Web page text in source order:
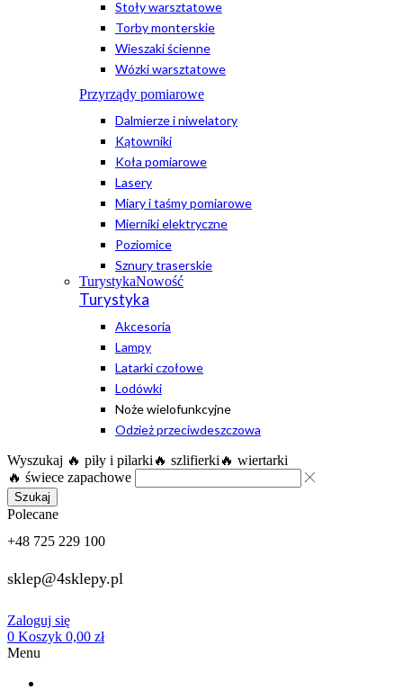
Stoły warsztatowe
Torby monterskie
Wieszaki ścienne
Wózki warsztatowe
Przyrządy pomiarowe
Dalmierze i niwelatory
Kątowniki
Koła pomiarowe
Lasery
Miary i taśmy pomiarowe
Mierniki elektryczne
Poziomice
Sznury traserskie
TurystykaNowość
Turystyka
Akcesoria
Lampy
Latarki czołowe
Lodówki
Noże wielofunkcyjne
Odzież przeciwdeszczowa
Wyszukaj 🔥 piły i pilarki 🔥 szlifierki 🔥 wiertarki
🔥 świece zapachowe
Szukaj
Polecane
+48 725 229 100
sklep@4sklepy.pl
Zaloguj się
0 Koszyk 0,00 zł
Menu